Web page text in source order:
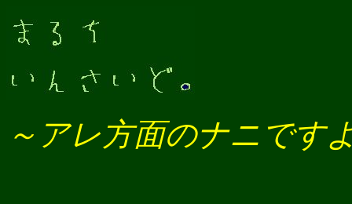
～アレ方面のナニです